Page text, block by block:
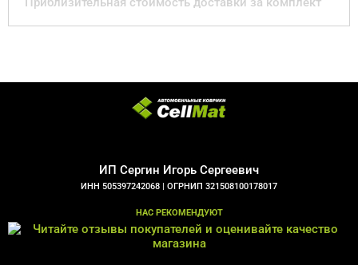
ИП Сергин Игорь Сергеевич
ИНН 505397242068 | ОГРНИП 321508100178017
НАС РЕКОМЕНДУЮТ